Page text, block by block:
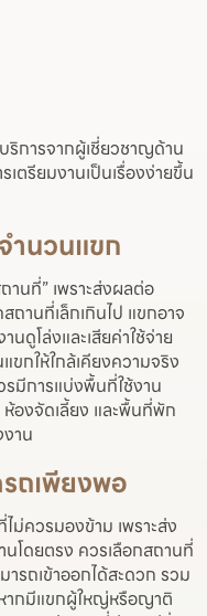
ริการจากผู้เชี่ยวชาญด้าน
ตรียมงานเป็นเรื่องง่ายขึ้น
ำนวนแขก
นที่” เพราะส่งผลต่อ
ถานที่เล็กเกินไป แขกอาจ
ดูโล่งและเสียค่าใช้จ่าย
ขกให้ใกล้เคียงความจริง
มีการแบ่งพื้นที่ใช้งาน
องจัดเลี้ยง และพื้นที่พัก
าน
ถเพียงพอ
ม่ควรมองข้าม เพราะส่ง
โดยตรง ควรเลือกสถานที่
รถเข้าออกได้สะดวก รวม
ากมีแขกผู้ใหญ่หรือญาติ